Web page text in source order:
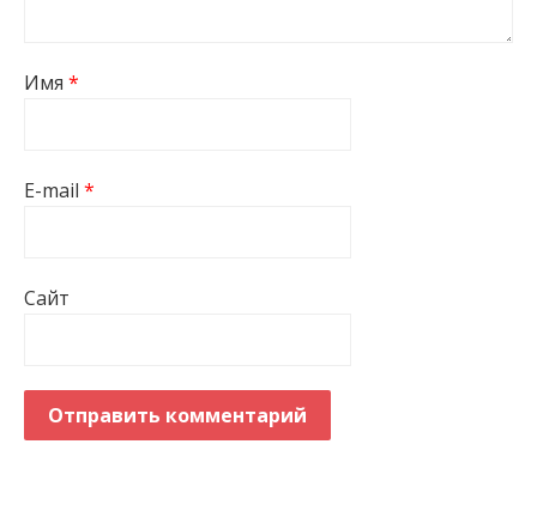
Имя *
E-mail *
Сайт